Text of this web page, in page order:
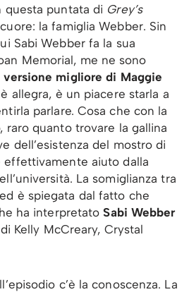
questa puntata di Grey’s
la famiglia Webber. Sin
Sabi Webber fa la sua
Memorial, me ne sono
versione migliore di Maggie
allegra, è un piacere starla a
parlare. Cosa che con la
raro quanto trovare la gallina
dell’esistenza del mostro di
effettivamente aiuto dalla
La somiglianza tra
è spiegata dal fatto che
ha interpretato Sabi Webber
Kelly McCreary, Crystal
c’è la conoscenza. La